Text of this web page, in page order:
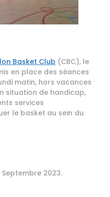
Basket Club (CBC), le
en place des séances
matin, hors vacances
situation de handicap,
services
le basket au sein du
Septembre 2023.